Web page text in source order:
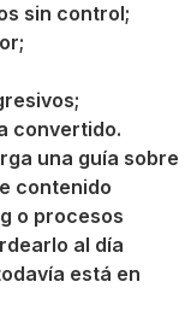
sin control;
convertido.
una guía sobre
contenido
o procesos
al día
está en